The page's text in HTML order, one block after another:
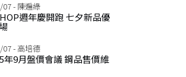
- 陳遍綠
週年慶開跑 七夕新品優
- 高培德
年9月盤價會議 鋼品售價維